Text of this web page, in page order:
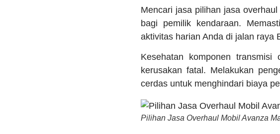
Mencari jasa pilihan jasa
bagi pemilik kendaraan.
aktivitas harian Anda di jalan raya
Kesehatan komponen
kerusakan fatal. Melakukan
cerdas untuk menghindari biaya
Pilihan Jasa Overhaul Mobil Avanza